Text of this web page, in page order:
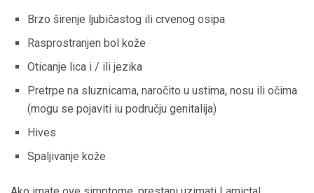
Brzo širenje ljubičastog ili crvenog osipa
Rasprostranjen bol kože
Oticanje lica i / ili jezika
Pretrpe na sluznicama, naročito u ustima, nosu ili očima
(mogu se pojaviti iu području genitalija)
Hives
Spaljivanje kože